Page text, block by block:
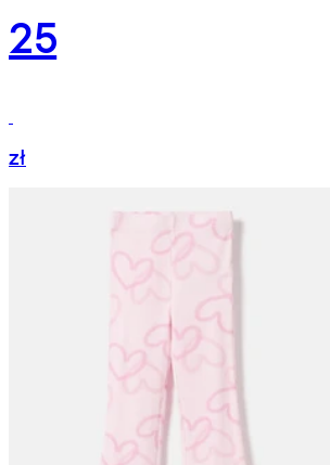
25
zł